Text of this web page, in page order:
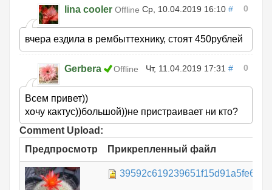
lina cooler Offline Ср, 10.04.2019 16:10 # 0
вчера ездила в рембыттехнику, стоят 450рублей
Gerbera Offline Чт, 11.04.2019 17:31 # 0
Всем привет))
хочу кактус))большой))не пристраивает ни кто?
Comment Upload:
Предпросмотр
Прикрепленный файл